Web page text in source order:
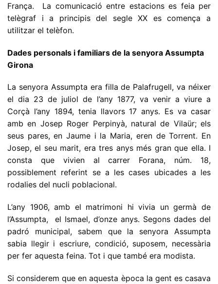
França. La comunicació entre estacions es feia per
telègraf i a principis del segle XX es comença a
utilitzar el telèfon.
Dades personals i familiars de la senyora Assumpta
Girona
La senyora Assumpta era filla de Palafrugell, va néixer
el dia 23 de juliol de l’any 1877, va venir a viure a
Corçà l’any 1894, tenia llavors 17 anys. Es va casar
amb en Josep Roger Perpinyà, natural de Vilaür; els
seus pares, en Jaume i la Maria, eren de Torrent. En
Josep, el seu marit, era tres anys més gran que ella. I
consta que vivien al carrer Forana, núm. 18,
possiblement referint­ se a les cases ubicades a les
rodalies del nucli poblacional.
L’any 1906, amb el matrimoni hi vivia un germà de
l’Assumpta, el Ismael, d’onze anys. Segons dades del
padró municipal, sabem que la senyora Assumpta
sabia llegir i escriure, condició, suposem, necessària
per fer aquesta feina. Tot i que també era modista.
Si considerem que en aquesta època la gent es casava